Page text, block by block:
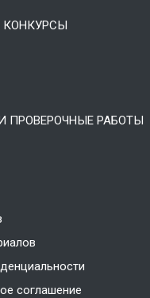
ПРОВЕРОЧНЫЕ РАБОТЫ
соглашение